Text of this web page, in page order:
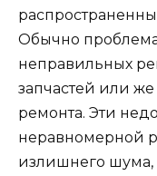
Обычно проблема
неправильных
запчастей или
ремонта. Эти
неравномерной
излишнего шума,